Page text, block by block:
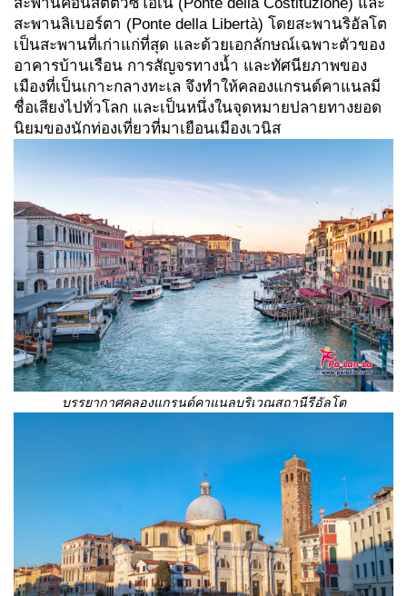
สะพานลิเบอร์ตา (Ponte della Libertà) โดยสะพานริอัลโต
เป็นสะพานที่เก่าแก่ที่สุด และด้วยเอกลักษณ์เฉพาะตัวของ
อาคารบ้านเรือน การสัญจรทางน้ำ และทัศนียภาพของ
เมืองที่เป็นเกาะกลางทะเล จึงทำให้คลองแกรนด์คาแนลมี
ชื่อเสียงไปทั่วโลก และเป็นหนึ่งในจุดหมายปลายทางยอด
นิยมของนักท่องเที่ยวที่มาเยือนเมืองเวนิส
บรรยากาศคลองแกรนด์คาแนลบริเวณสถานีรีอัลโต